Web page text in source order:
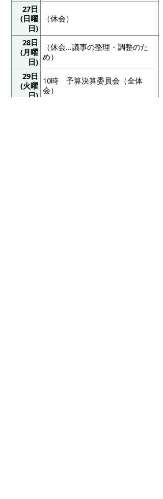
27日
(日曜
日)
（休会）
28日
(月曜
日)
（休会…議事の整理・調整のた
め）
29日
(火曜
日)
10時 予算決算委員会（全体
会）